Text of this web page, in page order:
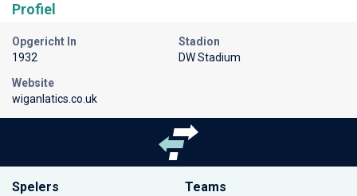
Profiel
Opgericht In
1932
Stadion
DW Stadium
Website
wiganlatics.co.uk
Spelers Teams